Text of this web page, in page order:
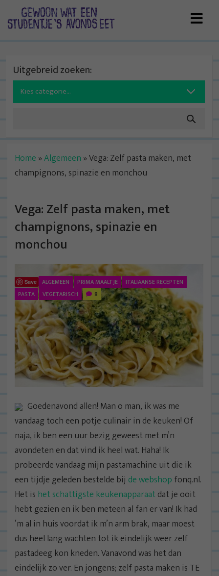
Uitgebreid zoeken:
Search
for:
Home »Algemeen »Vega: Zelf pasta maken, met
champignons, spinazie en monchou
Vega: Zelf pasta maken, met
champignons, spinazie en
monchou
Save ALGEMEEN PRIMA MAALTJE
ITALIAANSE RECEPTEN
PASTA
VEGETARISCH 8
Goedenavond allen! Man o man, ik was me
vandaag toch een potje culinair in de keuken! Of
naja, ik ben een uur bezig geweest met m’n
avondeten en dat vind ik heel wat. Haha! Ik
probeerde vandaag mijn pastamachine uit die ik
een tijdje geleden bestelde bij de webshop fonq.nl.
Het is het schattigste keukenapparaatdat je ooit
hebt gezien en ik ben meteen al fan er van! Ik had
‘m al in huis voordat ik m’n arm brak, maar moest
dus heel lang wachten tot ik eindelijk weer zelf
pastadeeg kon kneden. Vanavond was het dan
eindelijk zo ver. En jongens; zelf pasta maken is TE